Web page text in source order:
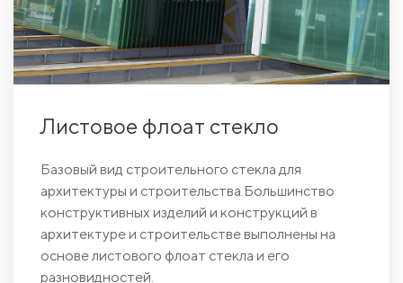
Листовое флоат стекло
Базовый вид строительного стекла для
архитектуры и строительства.Большинство
конструктивных изделий и конструкций в
архитектуре и строительстве выполнены на
основе листового флоат стекла и его
разновидностей.